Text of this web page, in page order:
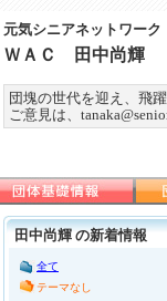
元気シニアネットワーク
ＷＡＣ 田中尚輝
団塊の世代を迎え、飛
ご意見は、
田中尚輝 の新着情報
全て
テーマなし